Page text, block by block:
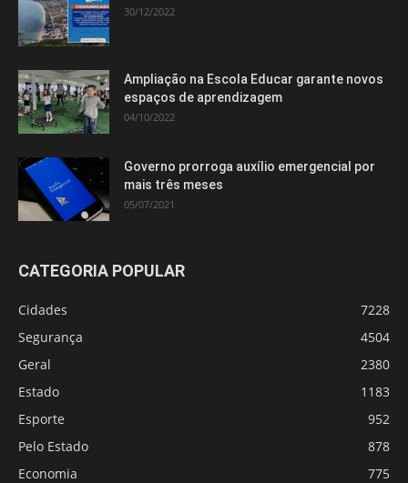
30/12/2022
Ampliação na Escola Educar garante novos
espaços de aprendizagem
04/10/2022
Governo prorroga auxílio emergencial por
mais três meses
05/07/2021
CATEGORIA POPULAR
Cidades
7228
Segurança
4504
Geral
2380
Estado
1183
Esporte
952
Pelo Estado
878
Economia
775